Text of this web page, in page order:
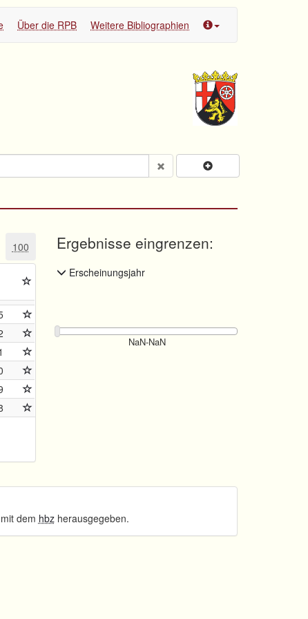
Über die RPB Weitere Bibliographien
100 Ergebnisse eingrenzen:
Erscheinungsjahr
dem hbzherausgegeben.